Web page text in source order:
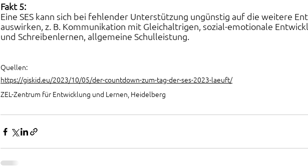
Fakt 5:
Eine SES kann sich bei fehlender Unterstützung ungünstig auf die weitere
auswirken, z. B. Kommunikation mit Gleichaltrigen, sozial-emotionale
und Schreibenlernen, allgemeine Schulleistung.
Quellen:
https://giskid.eu/2023/10/05/der-countdown-zum-tag-der-ses-2023-laeuft/
ZEL-Zentrum für Entwicklung und Lernen, Heidelberg